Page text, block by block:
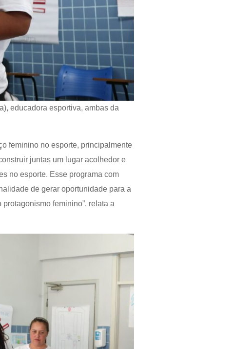
educadora esportiva, ambas da
feminino no esporte, principalmente
juntas um lugar acolhedor e
no esporte. Esse programa com
de gerar oportunidade para a
feminino”, relata a